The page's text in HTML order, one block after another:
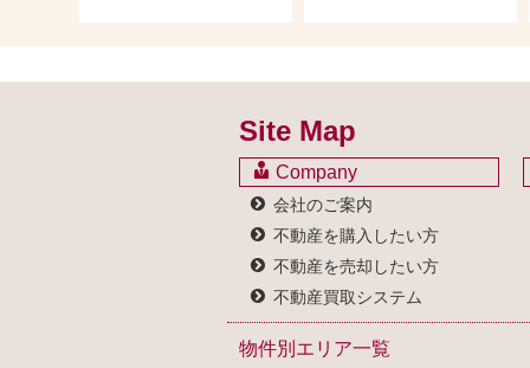
Site Map
Company
会社のご案内
不動産を購入したい方
不動産を売却したい方
不動産買取システム
物件別エリア一覧